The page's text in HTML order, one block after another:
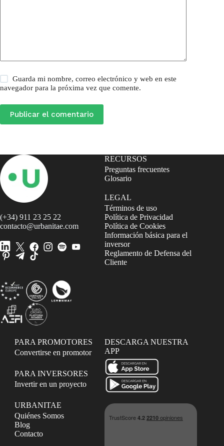
Guarda mi nombre, correo electrónico y web en este
navegador para la próxima vez que comente.
Publicar el comentario
(+34) 911 23 25 22
contacto@urbanitae.com
RECURSOS
Preguntas frecuentes
Glosario
LEGAL
Términos de uso
Política de Privacidad
Política de Cookies
Información básica para el
inversor
Reglamento de Defensa del
Cliente
PARA PROMOTORES
Convertirse en promotor
PARA INVERSORES
Invertir en un proyecto
URBANITAE
Quiénes Somos
Blog
Contacto
DESCARGA NUESTRA
APP